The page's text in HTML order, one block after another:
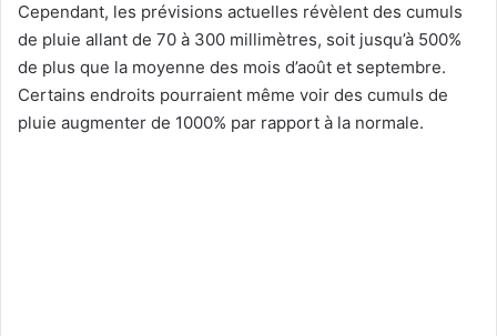
Cependant, les prévisions actuelles révèlent des cumuls
de pluie allant de 70 à 300 millimètres, soit jusqu’à 500%
de plus que la moyenne des mois d’août et septembre.
Certains endroits pourraient même voir des cumuls de
pluie augmenter de 1000% par rapport à la normale.